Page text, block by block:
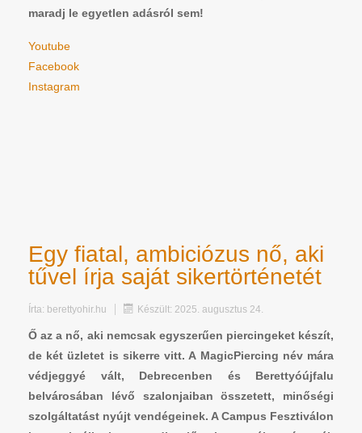
maradj le egyetlen adásról sem!
Youtube
Facebook
Instagram
Egy fiatal, ambiciózus nő, aki
tűvel írja saját sikertörténetét
Írta: berettyohir.hu Készült: 2025. augusztus 24.
Ő az a nő, aki nemcsak egyszerűen piercingeket készít,
de két üzletet is sikerre vitt. A MagicPiercing név mára
védjeggyé vált, Debrecenben és Berettyóújfalu
belvárosában lévő szalonjaiban összetett, minőségi
szolgáltatást nyújt vendégeinek. A Campus Fesztiválon